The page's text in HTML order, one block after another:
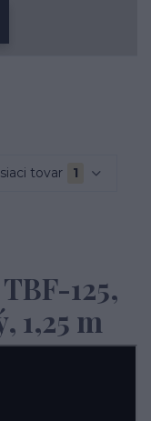
tovar 1
125,
1,25 m